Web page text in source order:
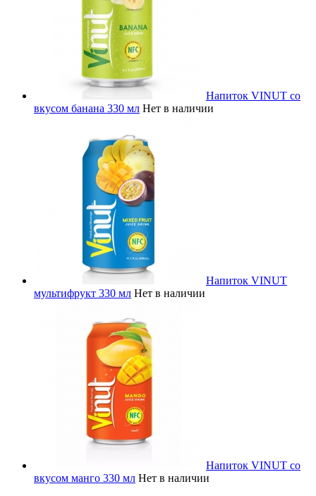
Напиток VINUT со
вкусом банана 330 мл Нет в наличии
Напиток VINUT
мультифрукт 330 мл Нет в наличии
Напиток VINUT со
вкусом манго 330 мл Нет в наличии